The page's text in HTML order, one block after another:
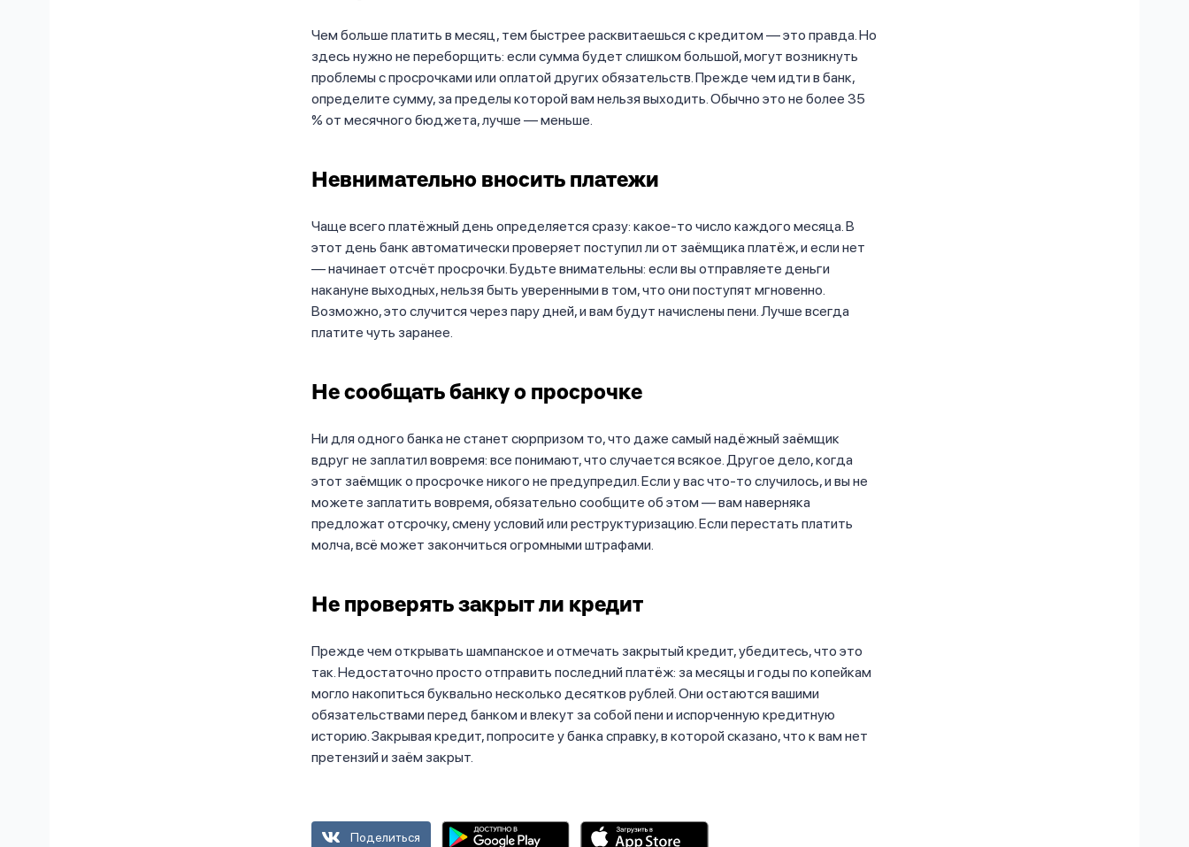
Чем больше платить в месяц, тем быстрее расквитаешься с кредитом — это правда. Но
здесь нужно не переборщить: если сумма будет слишком большой, могут возникнуть
проблемы с просрочками или оплатой других обязательств. Прежде чем идти в банк,
определите сумму, за пределы которой вам нельзя выходить. Обычно это не более 35
% от месячного бюджета, лучше — меньше.
Невнимательно вносить платежи
Чаще всего платёжный день определяется сразу: какое-то число каждого месяца. В
этот день банк автоматически проверяет поступил ли от заёмщика платёж, и если нет
— начинает отсчёт просрочки. Будьте внимательны: если вы отправляете деньги
накануне выходных, нельзя быть уверенными в том, что они поступят мгновенно.
Возможно, это случится через пару дней, и вам будут начислены пени. Лучше всегда
платите чуть заранее.
Не сообщать банку о просрочке
Ни для одного банка не станет сюрпризом то, что даже самый надёжный заёмщик
вдруг не заплатил вовремя: все понимают, что случается всякое. Другое дело, когда
этот заёмщик о просрочке никого не предупредил. Если у вас что-то случилось, и вы не
можете заплатить вовремя, обязательно сообщите об этом — вам наверняка
предложат отсрочку, смену условий или реструктуризацию. Если перестать платить
молча, всё может закончиться огромными штрафами.
Не проверять закрыт ли кредит
Прежде чем открывать шампанское и отмечать закрытый кредит, убедитесь, что это
так. Недостаточно просто отправить последний платёж: за месяцы и годы по копейкам
могло накопиться буквально несколько десятков рублей. Они остаются вашими
обязательствами перед банком и влекут за собой пени и испорченную кредитную
историю. Закрывая кредит, попросите у банка справку, в которой сказано, что к вам нет
претензий и заём закрыт.
Поделиться